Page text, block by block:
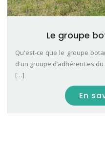
Le groupe
Qu'est-ce que le groupe
d'un groupe d’adhérent.es
[…]
En